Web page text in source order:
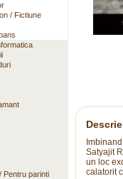
Satyajit
un loc
calatorit
/ Fictiune
Pentru parinti